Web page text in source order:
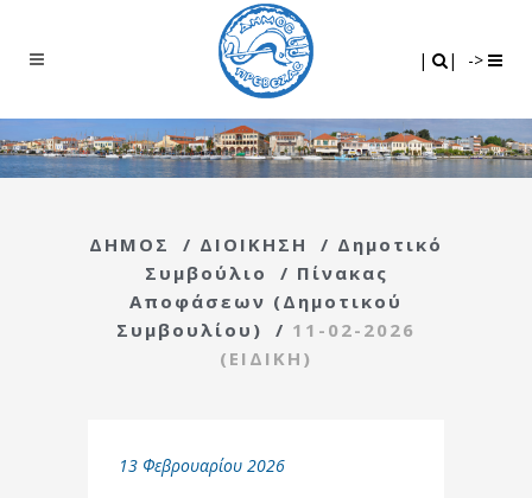
| | ->
ΔΗΜΟΣ / ΔΙΟΙΚΗΣΗ / Δημοτικό
Συμβούλιο
/ Πίνακας
Αποφάσεων (Δημοτικού
Συμβουλίου)
/ 11-02-2026
(ΕΙΔΙΚΗ)
13 Φεβρουαρίου 2026